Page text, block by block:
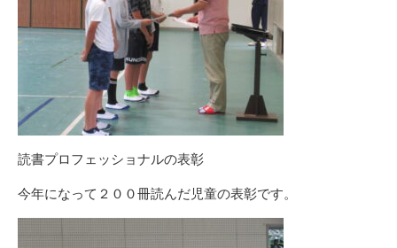
読書プロフェッショナルの表彰
今年になって２００冊読んだ児童の表彰です。